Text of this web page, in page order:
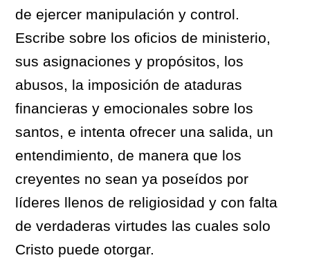
de ejercer manipulación y control.
Escribe sobre los oficios de ministerio,
sus asignaciones y propósitos, los
abusos, la imposición de ataduras
financieras y emocionales sobre los
santos, e intenta ofrecer una salida, un
entendimiento, de manera que los
creyentes no sean ya poseídos por
líderes llenos de religiosidad y con falta
de verdaderas virtudes las cuales solo
Cristo puede otorgar.